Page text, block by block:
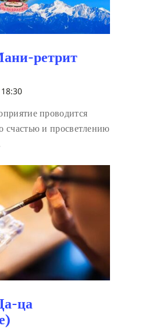
ретрит
18:30
проводится
счастью и просветлению
ца